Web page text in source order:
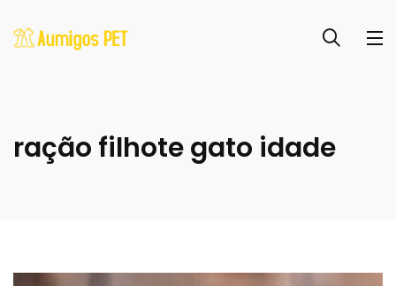
ração filhote gato idade